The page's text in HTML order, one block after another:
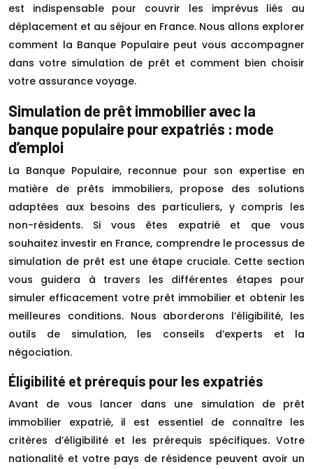
est indispensable pour couvrir les imprévus liés au
déplacement et au séjour en France. Nous allons explorer
comment la Banque Populaire peut vous accompagner
dans votre simulation de prêt et comment bien choisir
votre assurance voyage.
Simulation de prêt immobilier avec la
banque populaire pour expatriés : mode
d’emploi
La Banque Populaire, reconnue pour son expertise en
matière de prêts immobiliers, propose des solutions
adaptées aux besoins des particuliers, y compris les
non-résidents. Si vous êtes expatrié et que vous
souhaitez investir en France, comprendre le processus de
simulation de prêt est une étape cruciale. Cette section
vous guidera à travers les différentes étapes pour
simuler efficacement votre prêt immobilier et obtenir les
meilleures conditions. Nous aborderons l’éligibilité, les
outils de simulation, les conseils d’experts et la
négociation.
Éligibilité et prérequis pour les expatriés
Avant de vous lancer dans une simulation de prêt
immobilier expatrié, il est essentiel de connaître les
critères d’éligibilité et les prérequis spécifiques. Votre
nationalité et votre pays de résidence peuvent avoir un